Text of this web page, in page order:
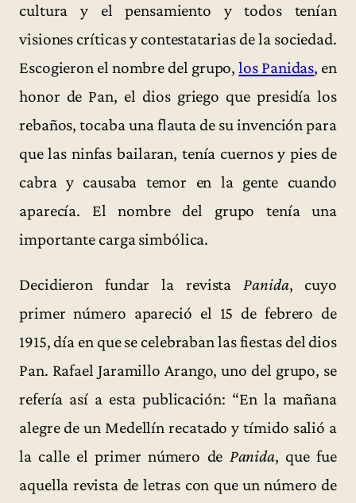
cultura y el pensamiento y todos tenían
visiones críticas y contestatarias de la sociedad.
Escogieron el nombre del grupo,los Panidas, en
honor de Pan, el dios griego que presidía los
rebaños, tocaba una flauta de su invención para
que las ninfas bailaran, tenía cuernos y pies de
cabra y causaba temor en la gente cuando
aparecía. El nombre del grupo tenía una
importante carga simbólica.
Decidieron fundar la revistaPanida, cuyo
primer número apareció el 15 de febrero de
1915, día en que se celebraban las fiestas del dios
Pan. Rafael Jaramillo Arango, uno del grupo, se
refería así a esta publicación: “En la mañana
alegre de un Medellín recatado y tímido salió a
la calle el primer número de Panida, que fue
aquella revista de letras con que un número de